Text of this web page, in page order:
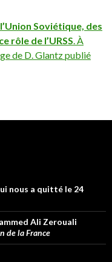
Soviétique, des
rôle de l’URSS. À
de D. Glantz publié
nous a quitté le 24
Ali Zerouali
de la France